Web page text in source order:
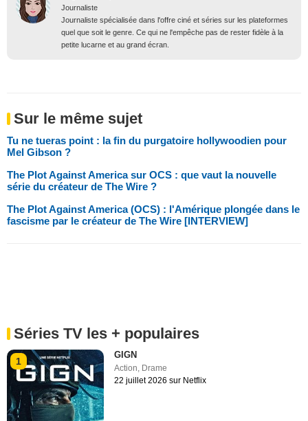
Journaliste
Journaliste spécialisée dans l'offre ciné et séries sur les plateformes
quel que soit le genre. Ce qui ne l'empêche pas de rester fidèle à la
petite lucarne et au grand écran.
Sur le même sujet
Tu ne tueras point : la fin du purgatoire hollywoodien pour
Mel Gibson ?
The Plot Against America sur OCS : que vaut la nouvelle
série du créateur de The Wire ?
The Plot Against America (OCS) : l'Amérique plongée dans le
fascisme par le créateur de The Wire [INTERVIEW]
Séries TV les + populaires
1
GIGN
Action Drame
22 juillet 2026 sur Netflix